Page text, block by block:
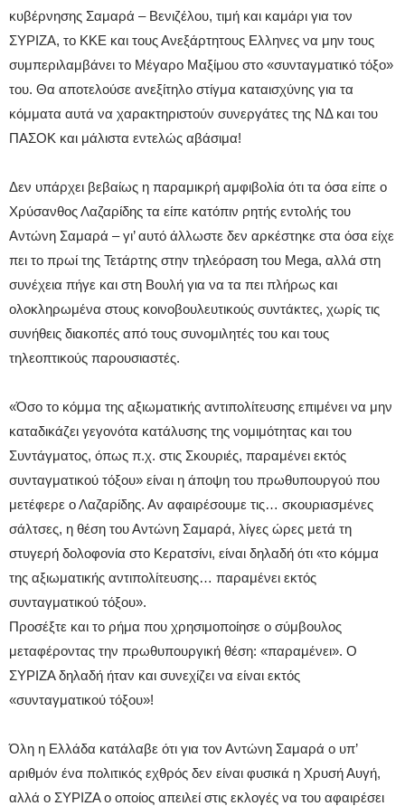
κυβέρνησης Σαμαρά – Βενιζέλου, τιμή και καμάρι για τον
ΣΥΡΙΖΑ, το ΚΚΕ και τους Ανεξάρτητους Ελληνες να μην τους
συμπεριλαμβάνει το Μέγαρο Μαξίμου στο «συνταγματικό τόξο»
του. Θα αποτελούσε ανεξίτηλο στίγμα καταισχύνης για τα
κόμματα αυτά να χαρακτηριστούν συνεργάτες της ΝΔ και του
ΠΑΣΟΚ και μάλιστα εντελώς αβάσιμα!
Δεν υπάρχει βεβαίως η παραμικρή αμφιβολία ότι τα όσα είπε ο
Χρύσανθος Λαζαρίδης τα είπε κατόπιν ρητής εντολής του
Αντώνη Σαμαρά – γι’ αυτό άλλωστε δεν αρκέστηκε στα όσα είχε
πει το πρωί της Τετάρτης στην τηλεόραση του Mega, αλλά στη
συνέχεια πήγε και στη Βουλή για να τα πει πλήρως και
ολοκληρωμένα στους κοινοβουλευτικούς συντάκτες, χωρίς τις
συνήθεις διακοπές από τους συνομιλητές του και τους
τηλεοπτικούς παρουσιαστές.
«Όσο το κόμμα της αξιωματικής αντιπολίτευσης επιμένει να μην
καταδικάζει γεγονότα κατάλυσης της νομιμότητας και του
Συντάγματος, όπως π.χ. στις Σκουριές, παραμένει εκτός
συνταγματικού τόξου» είναι η άποψη του πρωθυπουργού που
μετέφερε ο Λαζαρίδης. Αν αφαιρέσουμε τις… σκουριασμένες
σάλτσες, η θέση του Αντώνη Σαμαρά, λίγες ώρες μετά τη
στυγερή δολοφονία στο Κερατσίνι, είναι δηλαδή ότι «το κόμμα
της αξιωματικής αντιπολίτευσης… παραμένει εκτός
συνταγματικού τόξου».
Προσέξτε και το ρήμα που χρησιμοποίησε ο σύμβουλος
μεταφέροντας την πρωθυπουργική θέση: «παραμένει». Ο
ΣΥΡΙΖΑ δηλαδή ήταν και συνεχίζει να είναι εκτός
«συνταγματικού τόξου»!
Όλη η Ελλάδα κατάλαβε ότι για τον Αντώνη Σαμαρά ο υπ’
αριθμόν ένα πολιτικός εχθρός δεν είναι φυσικά η Χρυσή Αυγή,
αλλά ο ΣΥΡΙΖΑ ο οποίος απειλεί στις εκλογές να του αφαιρέσει